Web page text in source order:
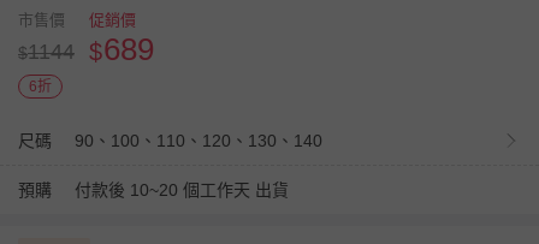
市售價
$1144
促銷價
$689
6折
尺碼 90、100、110、120、130、140
預購 付款後 10~20 個工作天 出貨